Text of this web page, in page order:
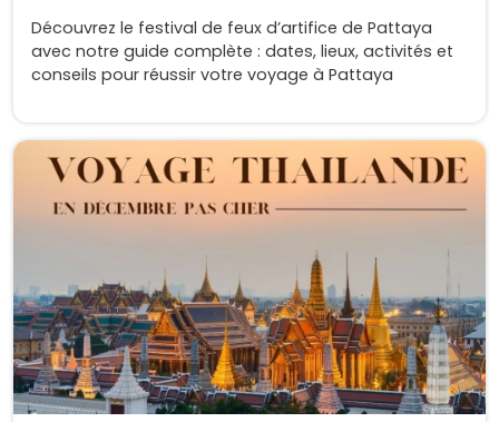
Découvrez le festival de feux d’artifice de Pattaya
avec notre guide complète : dates, lieux, activités et
conseils pour réussir votre voyage à Pattaya